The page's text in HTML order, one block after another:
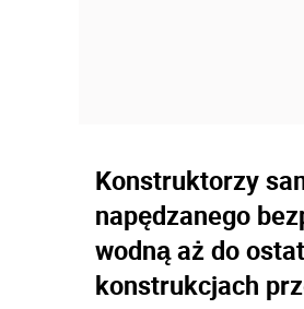
Konstruktorzy
napędzanego
wodną aż do
konstrukcjach